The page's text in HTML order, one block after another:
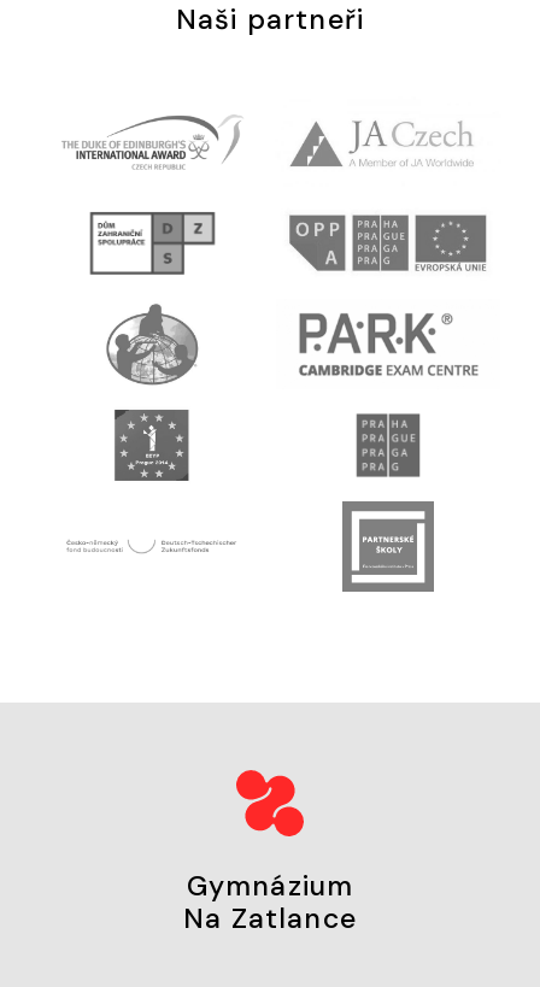
Naši partneři
Gymnázium
Na Zatlance